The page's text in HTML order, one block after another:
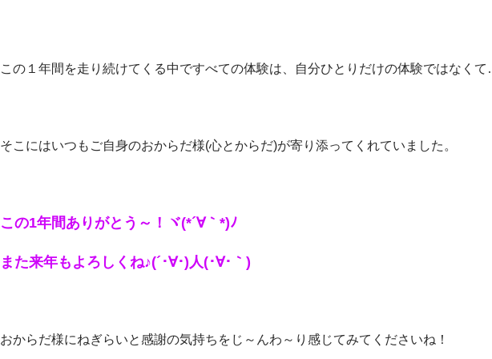
この１年間を走り続けてくる中ですべての体験は、自分ひとりだけの体験ではなく
そこにはいつもご自身のおからだ様(心とからだ)が寄り添ってくれていました。
この1年間ありがとう～！ヾ(*´∀｀*)ﾉ
また来年もよろしくね♪(´･∀･)人(･∀･｀)
おからだ様にねぎらいと感謝の気持ちをじ～んわ～り感じてみてくださいね！